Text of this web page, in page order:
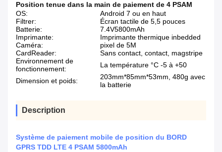
Position tenue dans la main de paiement de 4 PSAM
OS:
Android 7 ou en haut
Filtrer:
Écran tactile de 5,5 pouces
Batterie:
7.4V5800mAh
Imprimante:
Imprimante thermique inbedded
Caméra:
pixel de 5M
CardReader:
Sans contact, contact, magstripe
Environnement de
fonctionnement:
La température °C -5 à +50
Dimension et poids:
203mm*85mm*53mm, 480g avec
la batterie
Description
Système de paiement mobile de position du BORD
GPRS TDD LTE 4 PSAM 5800mAh